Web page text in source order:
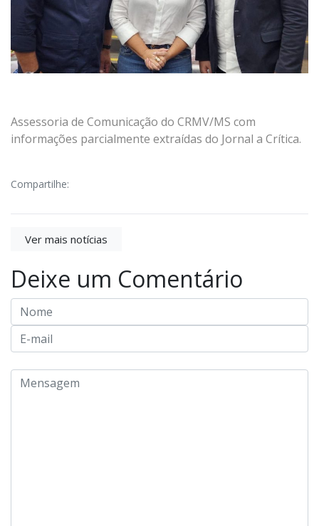
Assessoria de Comunicação do CRMV/MS com
informações parcialmente extraídas do Jornal a Crítica.
Compartilhe:
Ver mais notícias
Deixe um Comentário